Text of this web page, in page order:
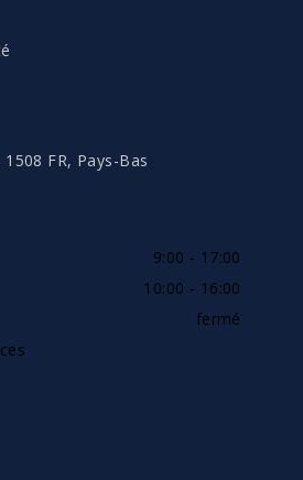
FR, Pays-Bas
9:00 - 17:00
10:00 - 16:00
fermé